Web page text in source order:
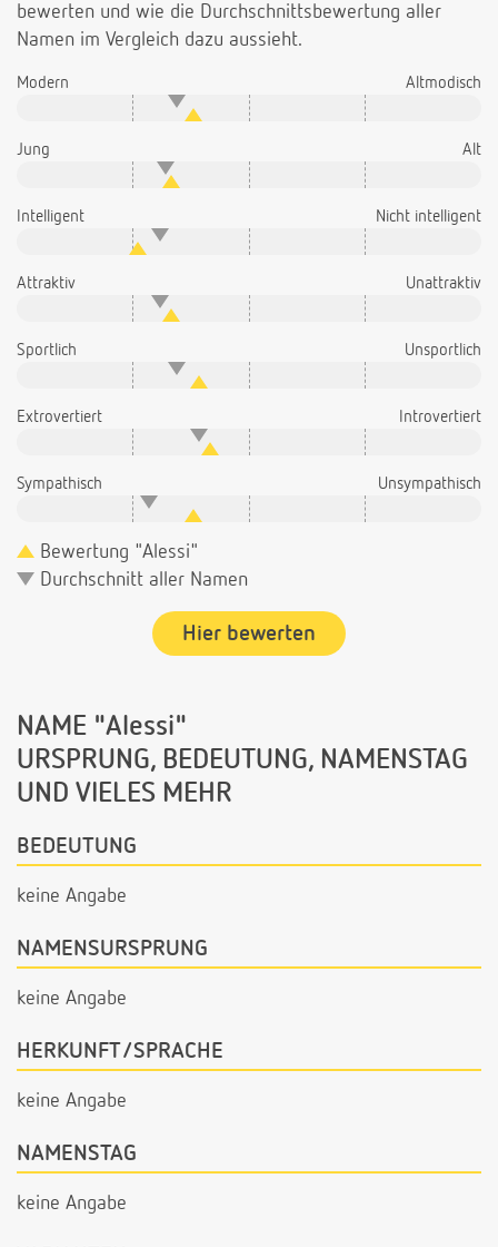
bewerten und wie die Durchschnittsbewertung aller
Namen im Vergleich dazu aussieht.
Modern Altmodisch
Jung Alt
Intelligent Nicht intelligent
Attraktiv Unattraktiv
Sportlich Unsportlich
Extrovertiert Introvertiert
Sympathisch Unsympathisch
Bewertung "Alessi"
Durchschnitt aller Namen
Hier bewerten
NAME "Alessi"
URSPRUNG, BEDEUTUNG, NAMENSTAG
UND VIELES MEHR
BEDEUTUNG
keine Angabe
NAMENSURSPRUNG
keine Angabe
HERKUNFT/SPRACHE
keine Angabe
NAMENSTAG
keine Angabe